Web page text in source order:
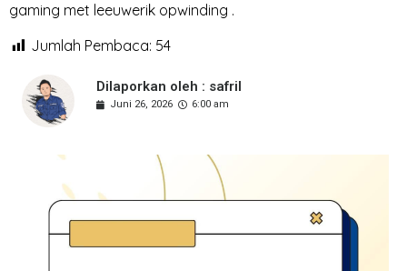
gaming met leeuwerik opwinding .
Jumlah Pembaca: 54
Dilaporkan oleh : safril
Juni 26, 2026 6:00 am